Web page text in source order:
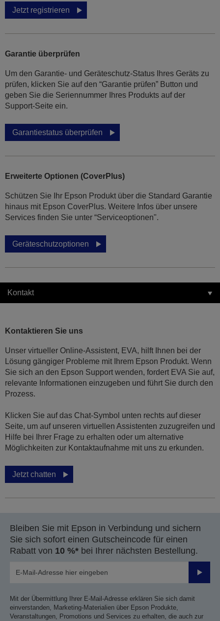
Jetzt registrieren
Garantie überprüfen
Um den Garantie- und Geräteschutz-Status Ihres Geräts zu
prüfen, klicken Sie auf den “Garantie prüfen” Button und
geben Sie die Seriennummer Ihres Produkts auf der
Support-Seite ein.
Garantiestatus überprüfen
Erweiterte Optionen (CoverPlus)
Schützen Sie Ihr Epson Produkt über die Standard Garantie
hinaus mit Epson CoverPlus. Weitere Infos über unsere
Services finden Sie unter “Serviceoptionen".
Geräteschutzoptionen
Kontakt
Kontaktieren Sie uns
Unser virtueller Online-Assistent, EVA, hilft Ihnen bei der
Lösung gängiger Probleme mit Ihrem Epson Produkt. Wenn
Sie sich an den Epson Support wenden, fordert EVA Sie auf,
relevante Informationen einzugeben und führt Sie durch den
Prozess.
Klicken Sie auf das Chat-Symbol unten rechts auf dieser
Seite, um auf unseren virtuellen Assistenten zuzugreifen und
Hilfe bei Ihrer Frage zu erhalten oder um alternative
Möglichkeiten zur Kontaktaufnahme mit uns zu erkunden.
Jetzt chatten
Bleiben Sie mit Epson in Verbindung und sichern
Sie sich sofort einen Gutscheincode für einen
Rabatt von 10 %* bei Ihrer nächsten Bestellung.
Mit der Übermittlung Ihrer E-Mail-Adresse erklären Sie sich damit
einverstanden, Marketing-Materialien über Epson Produkte,
Veranstaltungen, Promotions und Services zu erhalten, die auch zur